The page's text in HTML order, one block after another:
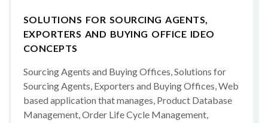
SOLUTIONS FOR SOURCING AGENTS,
EXPORTERS AND BUYING OFFICE IDEO
CONCEPTS
Sourcing Agents and Buying Offices, Solutions for
Sourcing Agents, Exporters and Buying Offices, Web
based application that manages, Product Database
Management, Order Life Cycle Management,